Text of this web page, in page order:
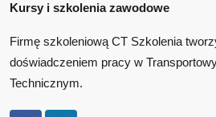
Kursy i szkolenia zawodowe
Firmę szkoleniową CT Szkolenia
doświadczeniem pracy w
Technicznym.